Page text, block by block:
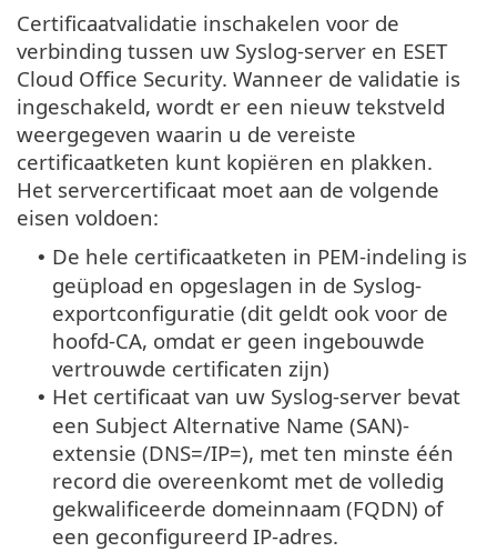
Certificaatvalidatie inschakelen voor de
verbinding tussen uw Syslog-server en ESET
Cloud Office Security. Wanneer de validatie is
ingeschakeld, wordt er een nieuw tekstveld
weergegeven waarin u de vereiste
certificaatketen kunt kopiëren en plakken.
Het servercertificaat moet aan de volgende
eisen voldoen:
• De hele certificaatketen in PEM-indeling is
geüpload en opgeslagen in de Syslog-
exportconfiguratie (dit geldt ook voor de
hoofd-CA, omdat er geen ingebouwde
vertrouwde certificaten zijn)
• Het certificaat van uw Syslog-server bevat
een Subject Alternative Name (SAN)-
extensie (DNS=/IP=), met ten minste één
record die overeenkomt met de volledig
gekwalificeerde domeinnaam (FQDN) of
een geconfigureerd IP-adres.